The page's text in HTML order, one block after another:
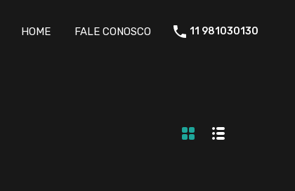
HOME FALE CONOSCO 11 981030130